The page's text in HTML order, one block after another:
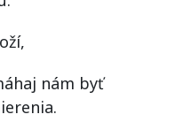
nám byť